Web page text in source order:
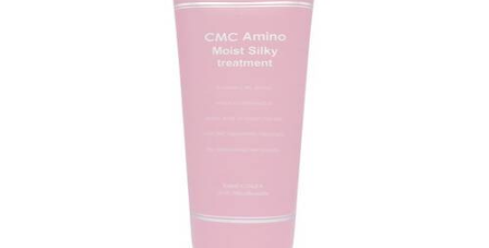
ビューティジャーナルから探す